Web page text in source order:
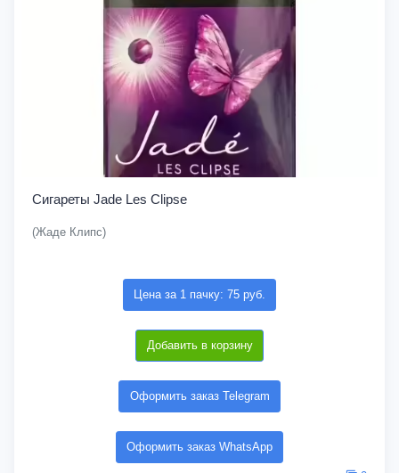
Сигареты Jade Les Clipse
(Жаде Клипс)
Цена за 1 пачку: 75 руб.
Добавить в корзину
Оформить заказ Telegram
Оформить заказ WhatsApp